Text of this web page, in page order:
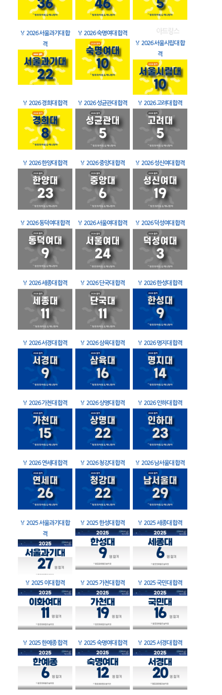
🏅 2026 서울과기대 합
격
🏅 2026 숙명여대 합격
🏅 2026 서울시립대 합
격
🏅 2026 경희대 합격 🏅 2026 성균관대 합격 🏅 2026 고려대 합격
🏅 2026 한양대 합격 🏅 2026 중앙대 합격 🏅 2026 성신여대 합격
🏅 2026 동덕여대 합격 🏅 2026 서울여대 합격 🏅 2026 덕성여대 합격
🏅 2026 세종대 합격 🏅 2026 단국대 합격 🏅 2026 한성대 합격
🏅 2026 서경대 합격 🏅 2026 삼육대 합격 🏅 2026 명지대 합격
🏅 2026 가천대 합격 🏅 2026 상명대 합격 🏅 2026 인하대 합격
🏅 2026 연세대 합격 🏅 2026 청강대 합격 🏅 2026 남서울대 합격
🏅 2025 서울과기대 합
격
🏅 2025 한성대 합격 🏅 2025 세종대 합격
🏅 2025 이대 합격 🏅 2025 가천대 합격 🏅 2025 국민대 합격
🏅 2025 한예종 합격 🏅 2025 숙명여대 합격 🏅 2025 서경대 합격